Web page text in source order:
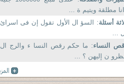
مطلقة ويتيم ة ...
أسئلة: السؤ ال الأول تقول إن فى اسرائ
...
النساء: ما حكم رقص النسا ء والرج ال
ن إليهن ؟ ...